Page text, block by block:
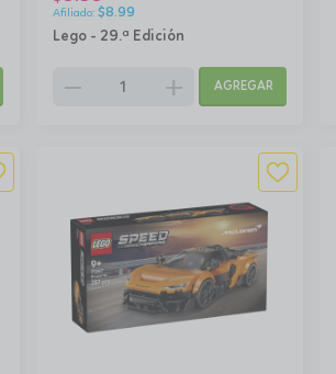
Lego - 29.ª Edición
$8.99
remove add AGREGAR